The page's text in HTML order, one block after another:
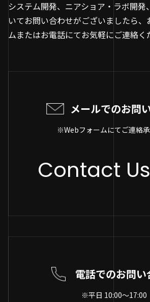
システム開発、ニアショア・ラボ開発
いてお問い合わせがございましたら、
ムまたはお電話にてお気軽にご連絡く
メールでのお問
※Webフォームにてご連絡
Contact Us
電話でのお問い
※平日 10:00～17:00